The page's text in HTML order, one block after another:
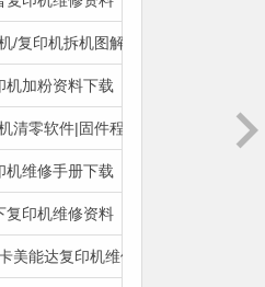
/复印机拆机图解下载
教程
机加粉资料下载
清零软件|固件程序下载
机维修手册下载
复印机维修资料
美能达复印机维修资料